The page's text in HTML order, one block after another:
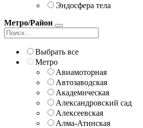
Эндосфера тела
Метро/Район
Выбрать все
Метро
Авиамоторная
Автозаводская
Академическая
Александровский сад
Алексеевская
Алма-Атинская